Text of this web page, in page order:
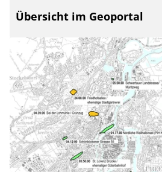
Übersicht im Geoportal